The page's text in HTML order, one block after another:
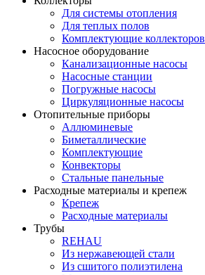
Для системы отопления
Для теплых полов
Комплектующие коллекторов
Насосное оборудование
Канализационные насосы
Насосные станции
Погружные насосы
Циркуляционные насосы
Отопительные приборы
Аллюминевые
Биметаллические
Комплектующие
Конвекторы
Стальные панельные
Расходные материалы и крепеж
Крепеж
Расходные материалы
Трубы
REHAU
Из нержавеющей стали
Из сшитого полиэтилена